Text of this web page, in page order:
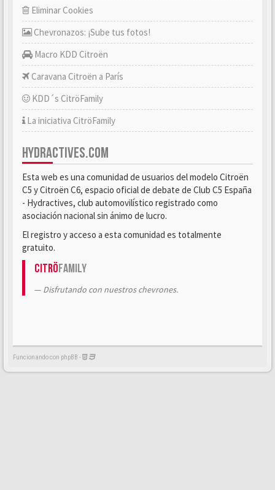
Eliminar Cookies
Chevronazos: ¡Sube tus fotos!
Macro KDD Citroën
Caravana Citroën a París
KDD´s CitröFamily
La iniciativa CitröFamily
HYDRACTIVES.COM
Esta web es una comunidad de usuarios del modelo Citroën
C5 y Citroën C6, espacio oficial de debate de Club C5 España
- Hydractives, club automovilístico registrado como
asociación nacional sin ánimo de lucro.
El registro y acceso a esta comunidad es totalmente
gratuito.
CitröFamily
Disfrutando con nuestros chevrones.
Funcionando con phpBB -